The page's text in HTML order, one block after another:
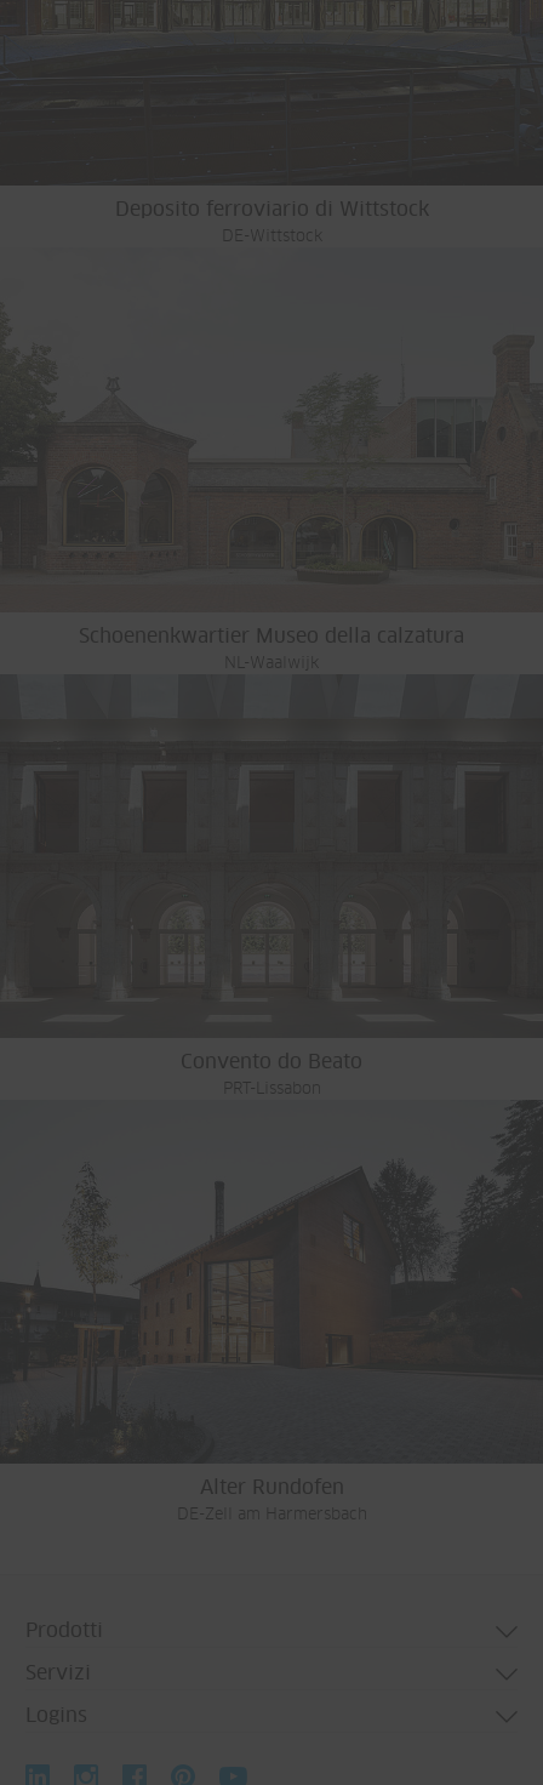
Deposito ferroviario di Wittstock
DE-Wittstock
Schoenenkwartier Museo della calzatura
NL-Waalwijk
Convento do Beato
PRT-Lissabon
Alter Rundofen
DE-Zell am Harmersbach
Prodotti
Sistemi per porte
Sistemi per facciate
Servizi
Logins